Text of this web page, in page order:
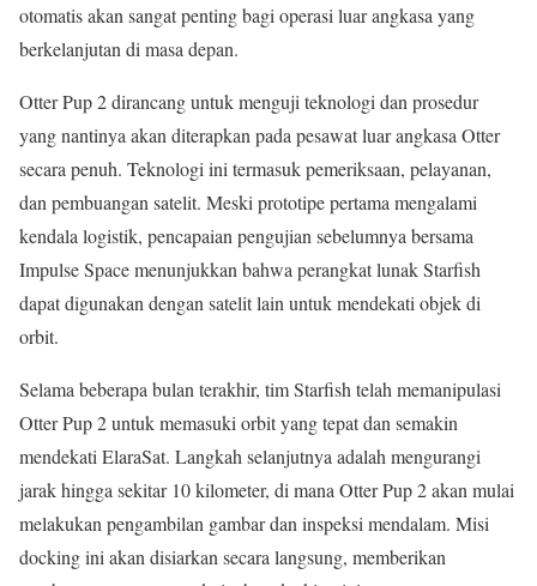
otomatis akan sangat penting bagi operasi luar angkasa yang
berkelanjutan di masa depan.
Otter Pup 2 dirancang untuk menguji teknologi dan prosedur
yang nantinya akan diterapkan pada pesawat luar angkasa Otter
secara penuh. Teknologi ini termasuk pemeriksaan, pelayanan,
dan pembuangan satelit. Meski prototipe pertama mengalami
kendala logistik, pencapaian pengujian sebelumnya bersama
Impulse Space menunjukkan bahwa perangkat lunak Starfish
dapat digunakan dengan satelit lain untuk mendekati objek di
orbit.
Selama beberapa bulan terakhir, tim Starfish telah memanipulasi
Otter Pup 2 untuk memasuki orbit yang tepat dan semakin
mendekati ElaraSat. Langkah selanjutnya adalah mengurangi
jarak hingga sekitar 10 kilometer, di mana Otter Pup 2 akan mulai
melakukan pengambilan gambar dan inspeksi mendalam. Misi
docking ini akan disiarkan secara langsung, memberikan